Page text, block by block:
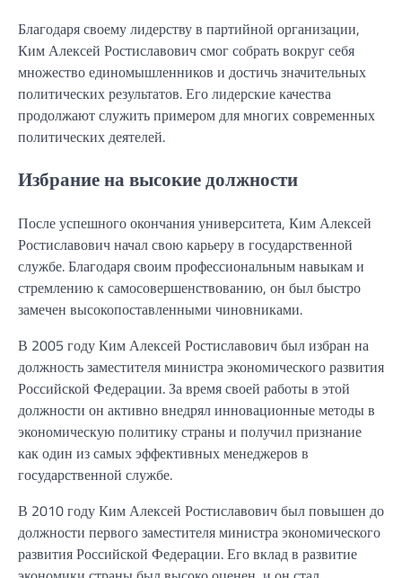
Благодаря своему лидерству в партийной организации,
Ким Алексей Ростиславович смог собрать вокруг себя
множество единомышленников и достичь значительных
политических результатов. Его лидерские качества
продолжают служить примером для многих современных
политических деятелей.
Избрание на высокие должности
После успешного окончания университета, Ким Алексей
Ростиславович начал свою карьеру в государственной
службе. Благодаря своим профессиональным навыкам и
стремлению к самосовершенствованию, он был быстро
замечен высокопоставленными чиновниками.
В 2005 году Ким Алексей Ростиславович был избран на
должность заместителя министра экономического развития
Российской Федерации. За время своей работы в этой
должности он активно внедрял инновационные методы в
экономическую политику страны и получил признание
как один из самых эффективных менеджеров в
государственной службе.
В 2010 году Ким Алексей Ростиславович был повышен до
должности первого заместителя министра экономического
развития Российской Федерации. Его вклад в развитие